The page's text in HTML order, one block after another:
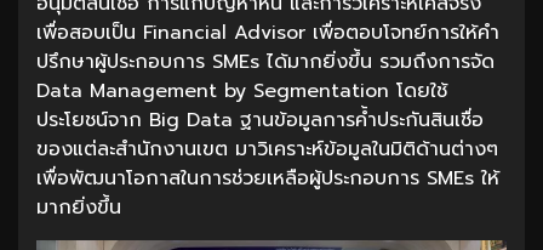
เพื่อสอบเป็น Financial Advisor เพื่อตอบโจทย์การให้คำ
ปรึกษาผู้ประกอบการ SMEs ได้มากยิ่งขึ้น รวมถึงการจัด
Data Management by Segmentation โดยใช้
ประโยชน์จาก Big Data ฐานข้อมูลการค้ำประกันสินเชื่อ
ของแต่ละสำนักงานเขต มาวิเคราะห์ข้อมูลในมิติด้านต่างๆ
เพื่อพัฒนาโอกาสในการช่วยเหลือผู้ประกอบการ SMEs ให้
มากยิ่งขึ้น